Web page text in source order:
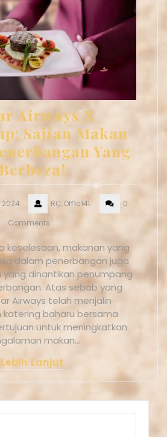
Airways X
Sajian Makan
Yang
Berbeza!
2024 RC.Off1c14L
0
Comments
keselesaan, makanan yang
dalam penerbangan juga
dinantikan penumpang
Atas sebab yang
Airways telah menjalin
katering baharu bersama
untuk meningkatkan
makan…
Lebih Lanjut